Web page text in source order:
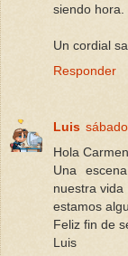
siendo hora.
Un cordial
Responder
Luis
Hola
Una
nuestra vida
estamos
Feliz fin de
Luis